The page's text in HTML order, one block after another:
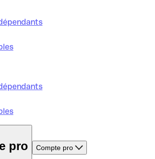
pro Compte pro